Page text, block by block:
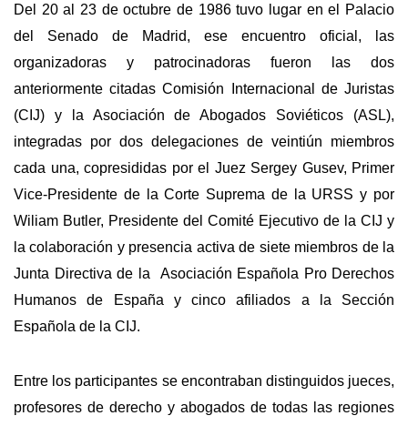
Del 20 al 23 de octubre de 1986 tuvo lugar en el Palacio
del Senado de Madrid, ese encuentro oficial, las
organizadoras y patrocinadoras fueron las dos
anteriormente citadas Comisión Internacional de Juristas
(CIJ) y la Asociación de Abogados Soviéticos (ASL),
integradas por dos delegaciones de veintiún miembros
cada una, copresididas por el Juez Sergey Gusev, Primer
Vice-Presidente de la Corte Suprema de la URSS y por
Wiliam Butler, Presidente del Comité Ejecutivo de la CIJ y
la colaboración y presencia activa de siete miembros de la
Junta Directiva de la Asociación Española Pro Derechos
Humanos de España y cinco afiliados a la Sección
Española de la CIJ.
Entre los participantes se encontraban distinguidos jueces,
profesores de derecho y abogados de todas las regiones